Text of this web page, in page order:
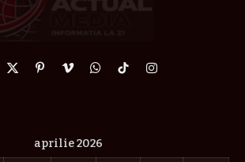
X
PinterestVimeoWhatsApp
TikTokInstagram
aprilie 2026